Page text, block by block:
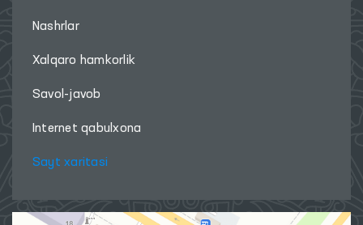
Nashrlar
Xalqaro hamkorlik
Savol-javob
Internet qabulxona
Sayt xaritasi